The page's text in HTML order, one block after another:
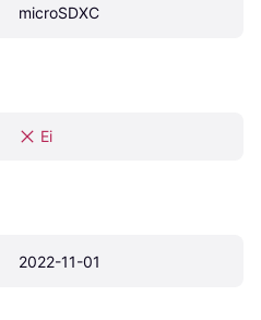
microSDXC
Ei
2022-11-01